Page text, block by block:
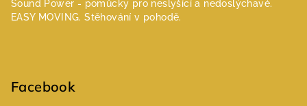
Sound Power - pomůcky pro neslyšící a nedoslýchavé.
EASY MOVING. Stěhování v pohodě.
Facebook